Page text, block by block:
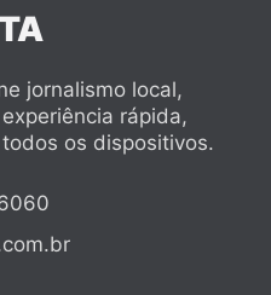
jornalismo local,
rápida,
os dispositivos.